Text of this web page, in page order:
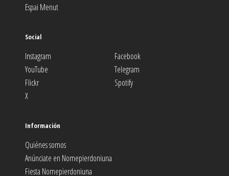
Espai Menut
Social
Instagram
Facebook
YouTube
Telegram
Flickr
Spotify
X
Información
Quiénes somos
Anúnciate en Nomepierdoniuna
Fiesta Nomepierdoniuna